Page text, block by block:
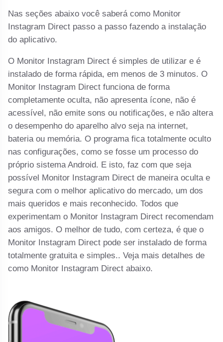
Nas seções abaixo você saberá como Monitor
Instagram Direct passo a passo fazendo a instalação
do aplicativo.
O Monitor Instagram Direct é simples de utilizar e é
instalado de forma rápida, em menos de 3 minutos. O
Monitor Instagram Direct funciona de forma
completamente oculta, não apresenta ícone, não é
acessível, não emite sons ou notificações, e não altera
o desempenho do aparelho alvo seja na internet,
bateria ou memória. O programa fica totalmente oculto
nas configurações, como se fosse um processo do
próprio sistema Android. E isto, faz com que seja
possível Monitor Instagram Direct de maneira oculta e
segura com o melhor aplicativo do mercado, um dos
mais queridos e mais reconhecido. Todos que
experimentam o Monitor Instagram Direct recomendam
aos amigos. O melhor de tudo, com certeza, é que o
Monitor Instagram Direct pode ser instalado de forma
totalmente gratuita e simples.. Veja mais detalhes de
como Monitor Instagram Direct abaixo.